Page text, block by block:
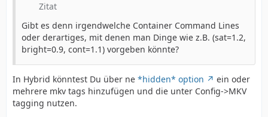
Zitat
Gibt es denn irgendwelche Container Command Lines
oder derartiges, mit denen man Dinge wie z.B. (sat=1.2,
bright=0.9, cont=1.1) vorgeben könnte?
In Hybrid könntest Du über ne *hidden* option
ein oder
mehrere mkv tags hinzufügen und die unter Config->MKV
tagging nutzen.